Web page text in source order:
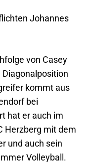
Johannes
von Casey
kommt aus
bei
hat er auch im
Herzberg mit dem
und auch sein
Volleyball.